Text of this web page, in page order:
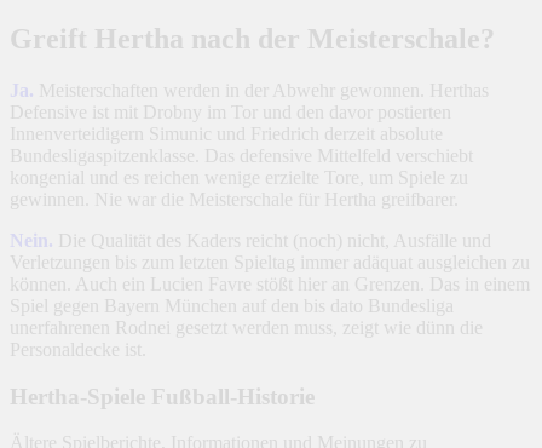
Greift Hertha nach der Meisterschale?
Ja. Meisterschaften werden in der Abwehr gewonnen. Herthas
Defensive ist mit Drobny im Tor und den davor postierten
Innenverteidigern Simunic und Friedrich derzeit absolute
Bundesligaspitzenklasse. Das defensive Mittelfeld verschiebt
kongenial und es reichen wenige erzielte Tore, um Spiele zu
gewinnen. Nie war die Meisterschale für Hertha greifbarer.
Nein. Die Qualität des Kaders reicht (noch) nicht, Ausfälle und
Verletzungen bis zum letzten Spieltag immer adäquat ausgleichen zu
können. Auch ein Lucien Favre stößt hier an Grenzen. Das in einem
Spiel gegen Bayern München auf den bis dato Bundesliga
unerfahrenen Rodnei gesetzt werden muss, zeigt wie dünn die
Personaldecke ist.
Hertha-Spiele Fußball-Historie
Ältere Spielberichte, Informationen und Meinungen zu